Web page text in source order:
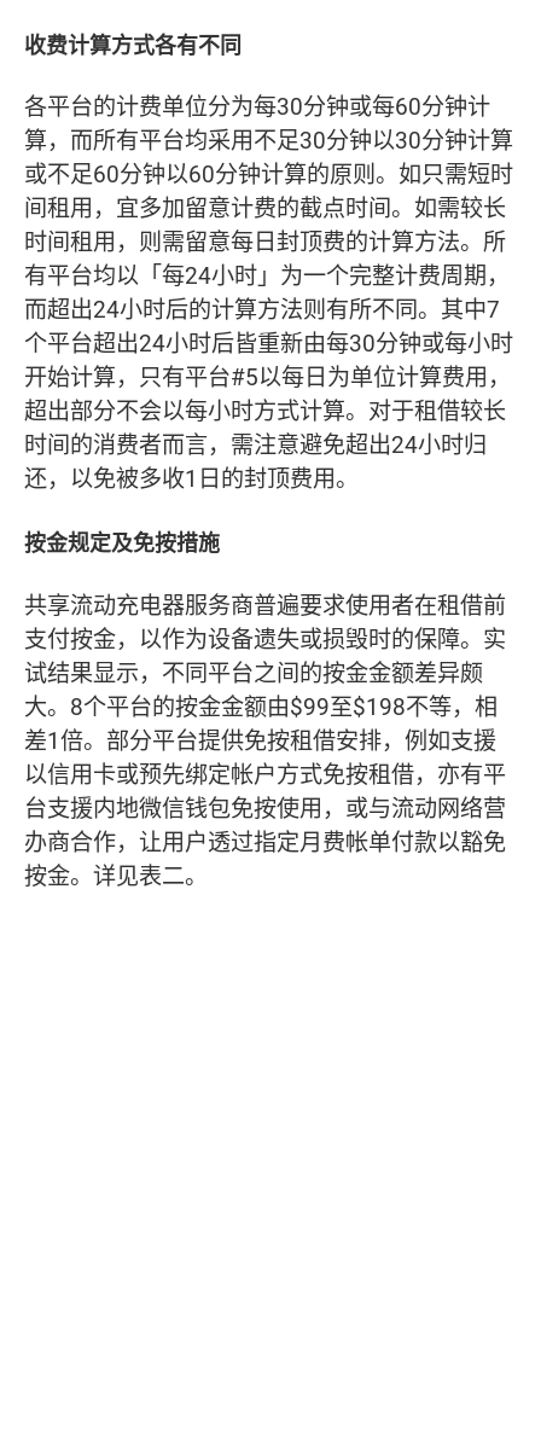
收费计算方式各有不同
各平台的计费单位分为每30分钟或每60分钟计
算，而所有平台均采用不足30分钟以30分钟计算
或不足60分钟以60分钟计算的原则。如只需短时
间租用，宜多加留意计费的截点时间。如需较长
时间租用，则需留意每日封顶费的计算方法。所
有平台均以「每24小时」为一个完整计费周期，
而超出24小时后的计算方法则有所不同。其中7
个平台超出24小时后皆重新由每30分钟或每小时
开始计算，只有平台#5以每日为单位计算费用，
超出部分不会以每小时方式计算。对于租借较长
时间的消费者而言，需注意避免超出24小时归
还，以免被多收1日的封顶费用。
按金规定及免按措施
共享流动充电器服务商普遍要求使用者在租借前
支付按金，以作为设备遗失或损毁时的保障。实
试结果显示，不同平台之间的按金金额差异颇
大。8个平台的按金金额由$99至$198不等，相
差1倍。部分平台提供免按租借安排，例如支援
以信用卡或预先绑定帐户方式免按租借，亦有平
台支援内地微信钱包免按使用，或与流动网络营
办商合作，让用户透过指定月费帐单付款以豁免
按金。详见表二。